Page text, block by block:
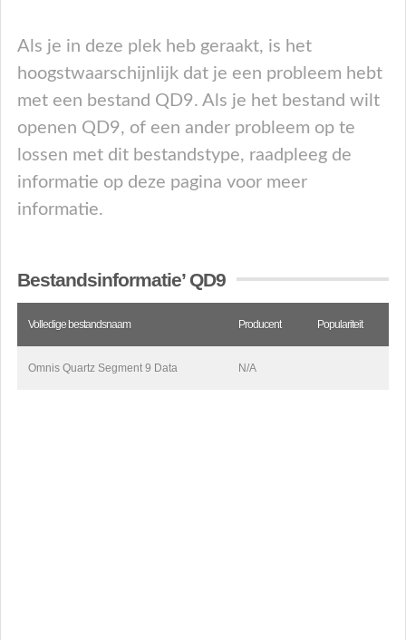
Als je in deze plek heb geraakt, is het
hoogstwaarschijnlijk dat je een probleem hebt
met een bestand QD9. Als je het bestand wilt
openen QD9, of een ander probleem op te
lossen met dit bestandstype, raadpleeg de
informatie op deze pagina voor meer
informatie.
Bestandsinformatie’ QD9
Volledige bestandsnaam Producent Populariteit
Omnis Quartz Segment 9 Data N/A